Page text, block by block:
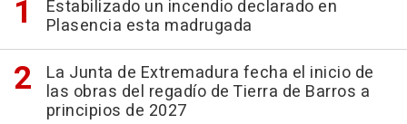
Estabilizado un incendio declarado en
Plasencia esta madrugada
La Junta de Extremadura fecha el inicio de
las obras del regadío de Tierra de Barros a
principios de 2027